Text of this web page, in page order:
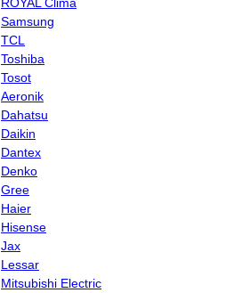
ROYAL Clima
Samsung
TCL
Toshiba
Tosot
Aeronik
Dahatsu
Daikin
Dantex
Denko
Gree
Haier
Hisense
Jax
Lessar
Mitsubishi Electric